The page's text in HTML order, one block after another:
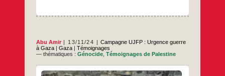
l’armée
Abu Amir 13/11/24
Campagne UJFP : Urgence guerre
à Gaza |Gaza |Témoignages
— thématiques :Génocide ,Témoignages de Palestine